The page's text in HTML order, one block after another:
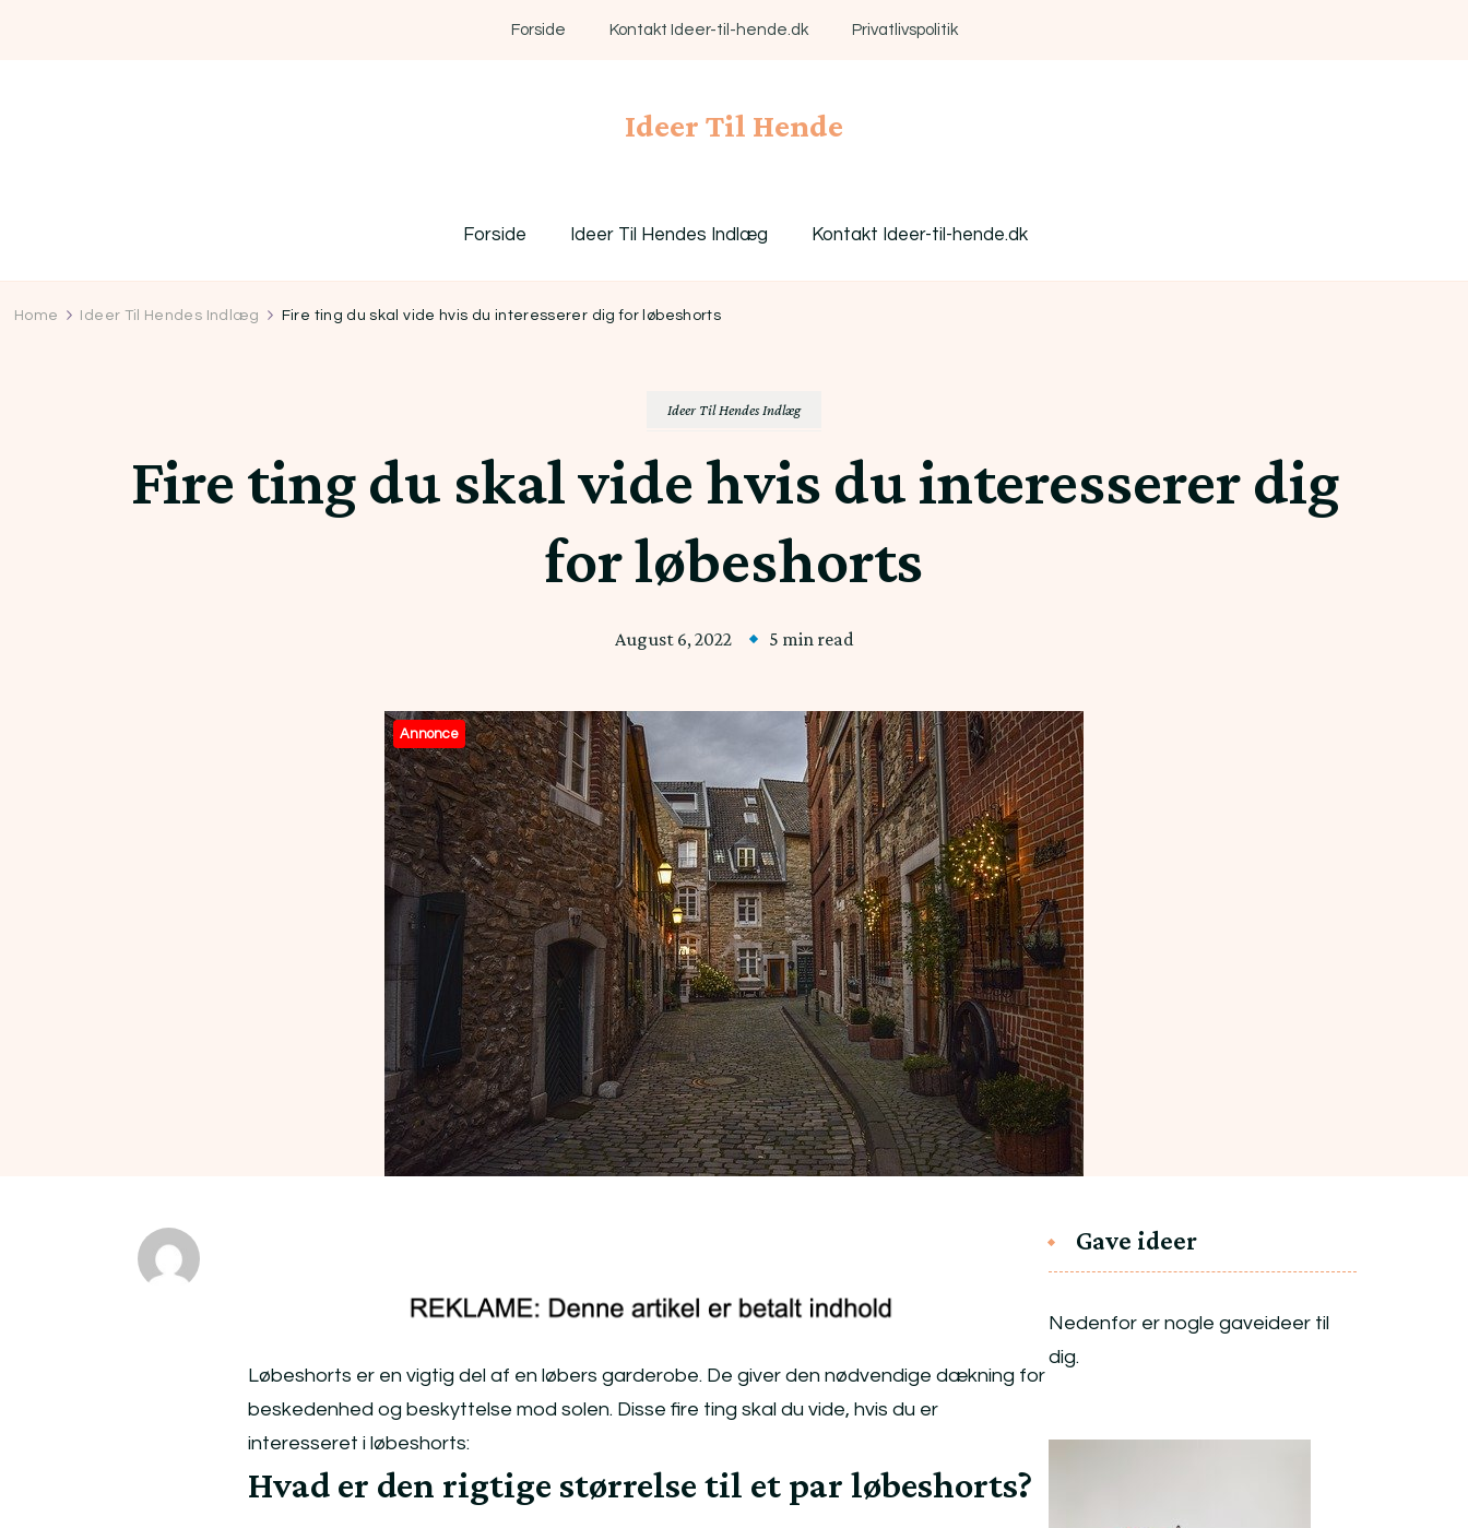
Forside Kontakt Ideer-til-hende.dk Privatlivspolitik
Ideer Til Hende
Forside Ideer Til Hendes Indlæg Kontakt Ideer-til-hende.dk
Home Ideer Til Hendes Indlæg Fire ting du skal vide hvis du interesserer dig for løbeshorts
Ideer Til Hendes Indlæg
Fire ting du skal vide hvis du interesserer dig
for løbeshorts
August 6, 2022 5 min read
Annonce
Løbeshorts er en vigtig del af en løbers garderobe. De giver den nødvendige dækning for
beskedenhed og beskyttelse mod solen. Disse fire ting skal du vide, hvis du er
interesseret i løbeshorts:
Hvad er den rigtige størrelse til et par løbeshorts?
Gave ideer
Nedenfor er nogle gaveideer til
dig.